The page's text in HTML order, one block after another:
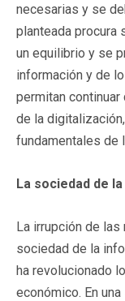
necesarias y se
planteada procura
un equilibrio y se
información y de
permitan
de la
fundamentales de
La sociedad de
La irrupción de
sociedad de la
ha revolucionado
económico. En